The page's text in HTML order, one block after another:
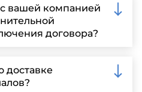
вашей компанией
договора?
почту или
сайте для более
встречи.
доставке